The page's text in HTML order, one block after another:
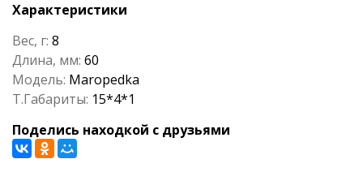
Характеристики
Вес, г: 8
Длина, мм: 60
Модель: Maropedka
Т.Габариты: 15*4*1
Поделись находкой с друзьями